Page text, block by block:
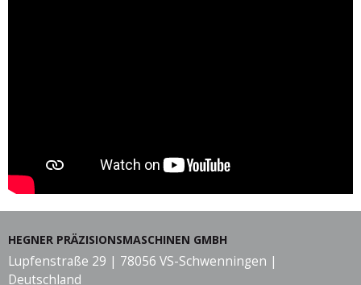
HEGNER PRÄZISIONSMASCHINEN GMBH
Lupfenstraße 29 | 78056 VS-Schwenningen |
Deutschland